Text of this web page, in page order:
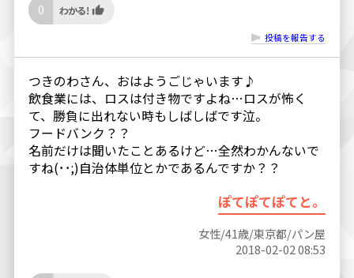
0
投稿を報告する
つきのわさん、おはようごじゃいます♪
飲食業には、ロスは付き物ですよね…ロスが怖く
て、勝負に出れない時もしばしばです泣。
フードバンク？？
名前だけは聞いたことあるけど…全然わかんないで
すね(･･;)自治体単位とかであるんですか？？
ぽてぽてぽてと。
女性/41歳/東京都/パン屋
2018-02-02 08:53